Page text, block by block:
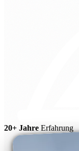
20+ Jahre Erfahrung